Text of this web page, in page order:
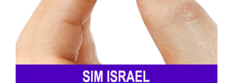
Vodafone Romania
Vodafone Romania được đánh giá cao tốc độ
internet, đặc biệt 4G/5G, rất phù hợp người
cần dùng data tốc độ cao. Vodafone thường
xuyên có ưu đãi cho khách du lịch, giá cước